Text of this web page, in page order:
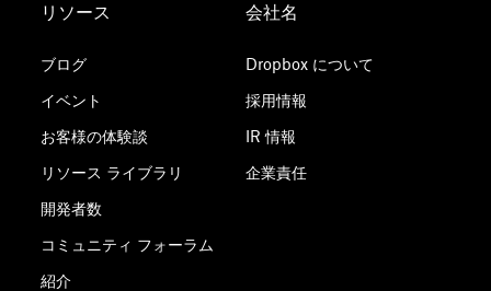
リソース
ブログ
イベント
お客様の体験談
リソース ライブラリ
開発者数
コミュニティ フォーラム
紹介
会社名
Dropbox について
採用情報
IR 情報
企業責任